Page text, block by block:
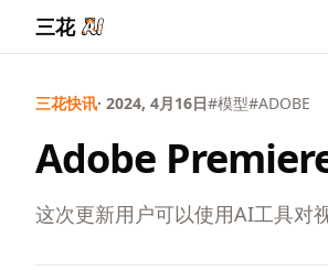
三花
三花快讯· 2024, 4月16日#模型#ADOBE
Adobe
这次更新用户可以使用AI工具对